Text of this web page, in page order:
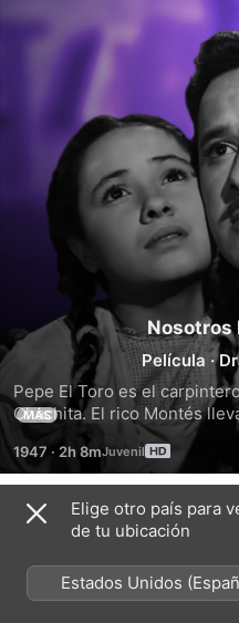
Nosotros
Película ·
Pepe El Toro es el
Chachita. El rico Montés
Pepe por ser el novio de
una prestamista e
MÁS
1947 · 2h 8m
Tráilers
Elige otro país para
de tu ubicación
Estados Unidos
México)